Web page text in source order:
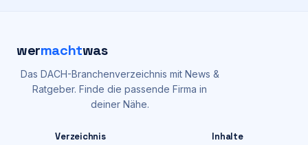
wermachtwas
Das DACH-Branchenverzeichnis mit News &
Ratgeber. Finde die passende Firma in
deiner Nähe.
Verzeichnis
Inhalte